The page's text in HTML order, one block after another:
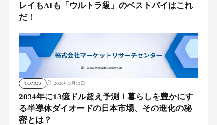
レイもAIも「ウルトラ級」のベストバイはこれ
だ！
TOPICS 2026年3月19日
2034年に13億ドル超え予測！暮らしを豊かにす
る半導体ダイオードの日本市場、その進化の秘
密とは？